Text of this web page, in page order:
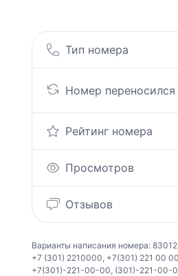
Тип номера
Номер переносился
Рейтинг номера
Просмотров
Отзывов
Варианты написания номера:
+7 (301) 2210000 +7(301) 221 00 00
+7(301)-221-00-00 (301)-221-00-